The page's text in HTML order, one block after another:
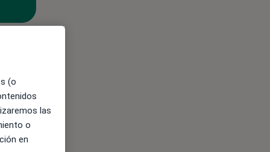
(o
las
o
en